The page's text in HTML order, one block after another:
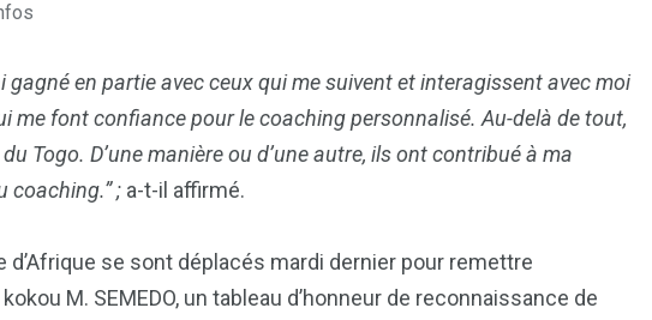
gagné en partie avec ceux qui me suivent et interagissent avec moi
me font confiance pour le coaching personnalisé. Au-delà de tout,
Togo. D’une manière ou d’une autre, ils ont contribué à ma
coaching.” ; a-t-il affirmé.
d’Afrique se sont déplacés mardi dernier pour remettre
M. SEMEDO, un tableau d’honneur de reconnaissance de